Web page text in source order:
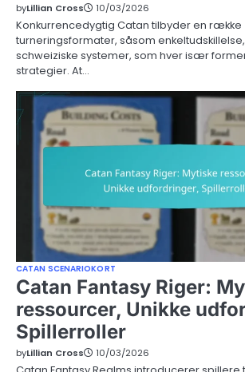
byLillian Cross 10/03/2026
Konkurrencedygtig Catan tilbyder en række
turneringsformater, såsom
schweiziske systemer, som hver især
strategier. At…
CATAN SCENARIOKORT
Catan Fantasy Riger:
ressourcer, Unikke
Spillerroller
byLillian Cross 10/03/2026